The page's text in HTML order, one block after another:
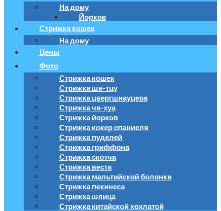
На дому
Йорков
Стрижка кошек
На дому
Цены
Фото
Стрижка кошек
Стрижка ши-тцу
Стрижка цвергшнауцера
Стрижка чи-хуа
Стрижка йорков
Стрижка кокер спаниеля
Стрижка пуделей
Стрижка гриффона
Стрижка скотча
Стрижка веста
Стрижка мальтийской болонки
Стрижка пекинеса
Стрижка шпица
Стрижка китайской хохлатой